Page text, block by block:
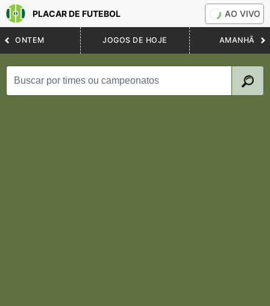
PLACAR DE FUTEBOL AO VIVO
ONTEM JOGOS DE HOJE AMANHÃ